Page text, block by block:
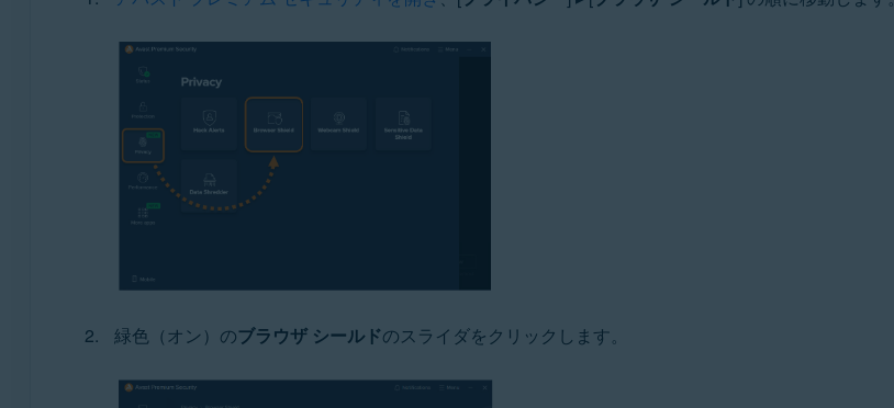
緑色（オン）のブラウザ シールドのスライダをクリックします。